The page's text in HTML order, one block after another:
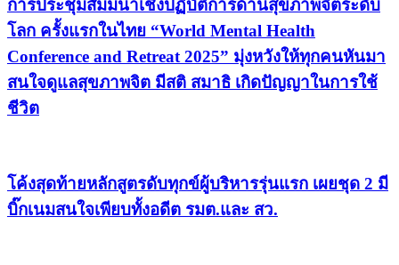
การประชุมสัมมนาเชิงปฏิบัติการด้านสุขภาพจิตระดับ
โลก ครั้งแรกในไทย “World Mental Health
Conference and Retreat 2025” มุ่งหวังให้ทุกคนหันมา
สนใจดูแลสุขภาพจิต มีสติ สมาธิ เกิดปัญญาในการใช้
ชีวิต
โค้งสุดท้ายหลักสูตรดับทุกข์ผู้บริหารรุ่นแรก เผยชุด 2 มี
บิ๊กเนมสนใจเพียบทั้งอดีต รมต.และ สว.